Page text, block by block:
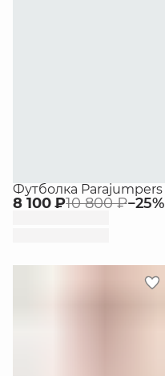
Футболка Parajumpers
8 100 ₽10 800 ₽−25%